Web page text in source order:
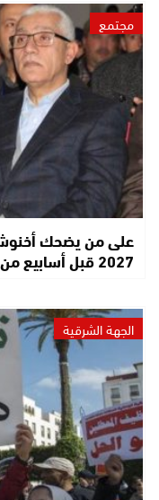
مجتمع
على من يضحك
2027 قبل أسابيع من الانتخابات
الجهة الشرقية